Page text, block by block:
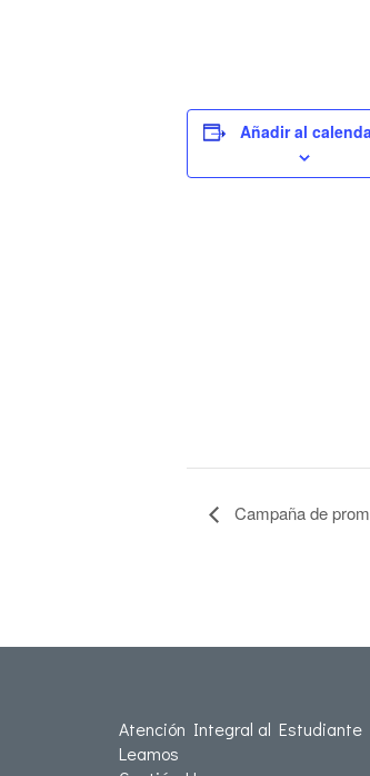
Añadir al
Campaña de
Atención Integral al Estudiante
Leamos